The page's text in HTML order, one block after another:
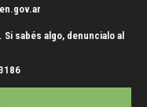
sabés algo, denuncialo al